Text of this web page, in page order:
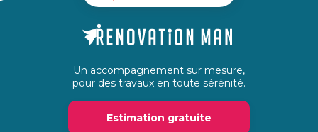
Un accompagnement sur mesure,
pour des travaux en toute sérénité.
Estimation gratuite